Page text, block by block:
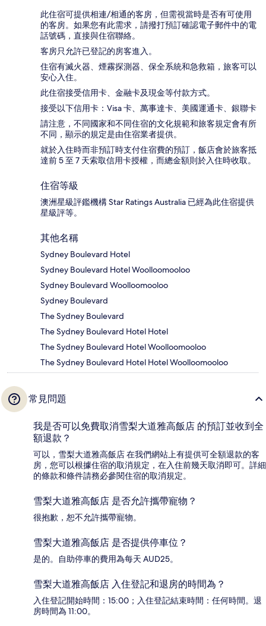
此住宿可提供相連/相通的客房，但需視當時是否有可使用
的客房。如果您有此需求，請撥打預訂確認電子郵件中的電
話號碼，直接與住宿聯絡。
客房只允許已登記的房客進入。
住宿有滅火器、煙霧探測器、保全系統和急救箱，旅客可以
安心入住。
此住宿接受信用卡、金融卡及現金等付款方式。
接受以下信用卡：Visa 卡、萬事達卡、美國運通卡、銀聯卡
請注意，不同國家和不同住宿的文化規範和旅客規定會有所
不同，顯示的規定是由住宿業者提供。
就於入住時而非預訂時支付住宿費的預訂，飯店會於旅客抵
達前 5 至 7 天索取信用卡授權，而總金額則於入住時收取。
住宿等級
澳洲星級評鑑機構 Star Ratings Australia 已經為此住宿提供
星級評等。
其他名稱
Sydney Boulevard Hotel
Sydney Boulevard Hotel Woolloomooloo
Sydney Boulevard Woolloomooloo
Sydney Boulevard
The Sydney Boulevard
The Sydney Boulevard Hotel Hotel
The Sydney Boulevard Hotel Woolloomooloo
The Sydney Boulevard Hotel Hotel Woolloomooloo
常見問題
我是否可以免費取消雪梨大道雅高飯店 的預訂並收到全
額退款？
可以，雪梨大道雅高飯店 在我們網站上有提供可全額退款的客
房，您可以根據住宿的取消規定，在入住前幾天取消即可。詳細
的條款和條件請務必參閱住宿的取消規定。
雪梨大道雅高飯店 是否允許攜帶寵物？
很抱歉，恕不允許攜帶寵物。
雪梨大道雅高飯店 是否提供停車位？
是的。自助停車的費用為每天 AUD25。
雪梨大道雅高飯店 入住登記和退房的時間為？
入住登記開始時間：15:00；入住登記結束時間：任何時間。退
房時間為 11:00。